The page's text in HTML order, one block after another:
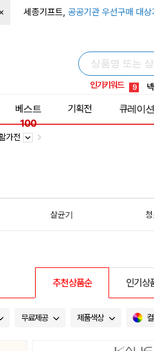
세종기프트, 공공기관 우선구매 대상
인기키워드
키
8
9
10
1
베스트
100
기획전 큐레이션
가전
살균기
추천상품순 인기상
무료제공 제품색상